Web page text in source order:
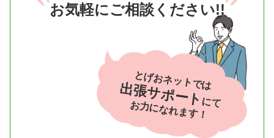
お気軽にご相談ください!!
とげおネットでは
出張サポートにて
お力になれます！